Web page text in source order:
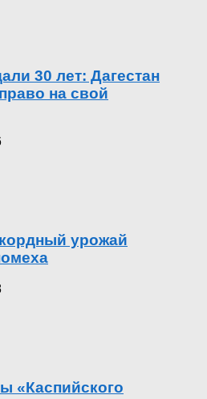
30 лет: Дагестан
на свой
урожай
«Каспийского